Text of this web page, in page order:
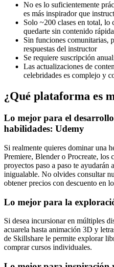
No es lo suficientemente
es más inspirador que
Solo ~200 clases en total, lo
quedarte sin contenido
Sin funciones comunitarias,
respuestas del instructor
Se requiere suscripción
Las actualizaciones de
celebridades es complejo y
¿Qué plataforma es
Lo mejor para el
habilidades: Udemy
Si realmente quieres dominar una
Premiere, Blender o Procreate, los
proyectos paso a paso te
inigualable. No olvides consultar
obtener precios con descuento en
Lo mejor para la
Si desea incursionar en múltiples
acuarela hasta animación 3D y
de Skillshare le permite explorar
comprar cursos individuales.